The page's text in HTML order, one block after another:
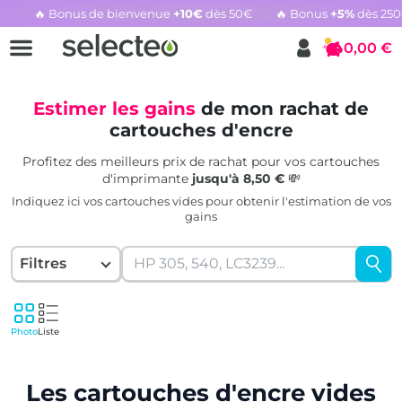
🔥 Bonus de bienvenue +10€ dès 50€ 🔥 Bonus +5%dès
Rachat cartouche vide, voir l'offre promotionnelle
Panier
0,00 €
Estimer les gains de mon rachat de
cartouches d'encre
Profitez des meilleurs prix de rachat pour vos cartouches
d'imprimante jusqu'à 8,50 €💸
Indiquez ici vos cartouches vides pour obtenir l'estimation de vos
gains
Filtres
PhotoListe
Les cartouches d'encre vides